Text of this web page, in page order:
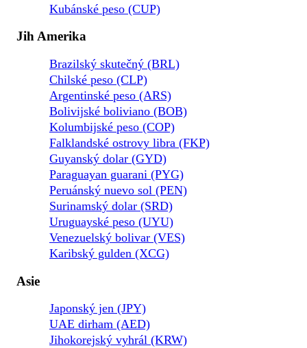
Kubánské peso (CUP)
Jih Amerika
Brazilský skutečný (BRL)
Chilské peso (CLP)
Argentinské peso (ARS)
Bolivijské boliviano (BOB)
Kolumbijské peso (COP)
Falklandské ostrovy libra (FKP)
Guyanský dolar (GYD)
Paraguayan guarani (PYG)
Peruánský nuevo sol (PEN)
Surinamský dolar (SRD)
Uruguayské peso (UYU)
Venezuelský bolivar (VES)
Karibský gulden (XCG)
Asie
Japonský jen (JPY)
UAE dirham (AED)
Jihokorejský vyhrál (KRW)